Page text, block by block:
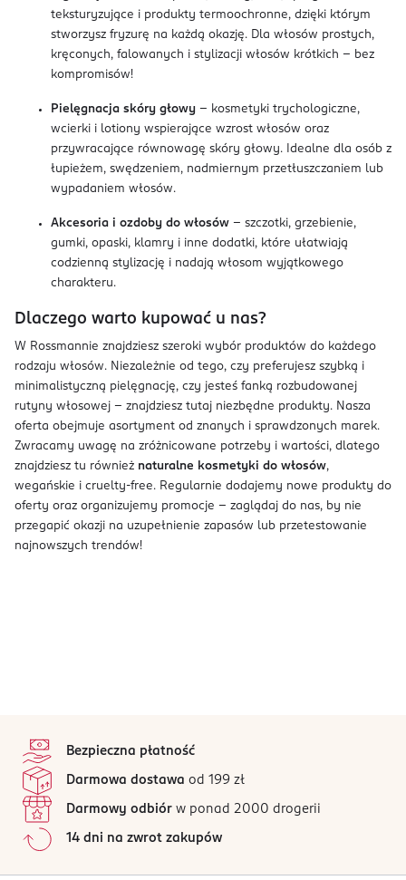
teksturyzujące i produkty termoochronne, dzięki którym
stworzysz fryzurę na każdą okazję. Dla włosów prostych,
kręconych, falowanych i stylizacji włosów krótkich – bez
kompromisów!
Pielęgnacja skóry głowy – kosmetyki trychologiczne,
wcierki i lotiony wspierające wzrost włosów oraz
przywracające równowagę skóry głowy. Idealne dla osób z
łupieżem, swędzeniem, nadmiernym przetłuszczaniem lub
wypadaniem włosów.
Akcesoria i ozdoby do włosów – szczotki, grzebienie,
gumki, opaski, klamry i inne dodatki, które ułatwiają
codzienną stylizację i nadają włosom wyjątkowego
charakteru.
Dlaczego warto kupować u nas?
W Rossmannie znajdziesz szeroki wybór produktów do każdego
rodzaju włosów. Niezależnie od tego, czy preferujesz szybką i
minimalistyczną pielęgnację, czy jesteś fanką rozbudowanej
rutyny włosowej - znajdziesz tutaj niezbędne produkty. Nasza
oferta obejmuje asortyment od znanych i sprawdzonych marek.
Zwracamy uwagę na zróżnicowane potrzeby i wartości, dlatego
znajdziesz tu również naturalne kosmetyki do włosów,
wegańskie i cruelty-free. Regularnie dodajemy nowe produkty do
oferty oraz organizujemy promocje - zaglądaj do nas, by nie
przegapić okazji na uzupełnienie zapasów lub przetestowanie
najnowszych trendów!
Bezpieczna płatność
Darmowa dostawa od 199 zł
Darmowy odbiór w ponad 2000 drogerii
14 dni na zwrot zakupów